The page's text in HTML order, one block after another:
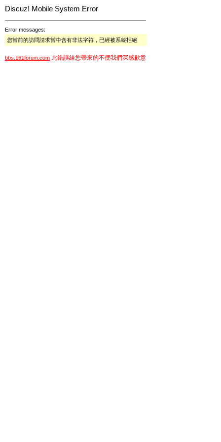
Discuz! Mobile System Error
Error messages:
您當前的訪問請求當中含有非法字符，已經被系統拒絕
bbs.161forum.com 此錯誤給您帶來的不便我們深感歉意